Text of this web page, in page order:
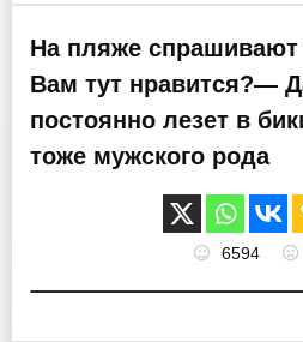
На пляже
Вам тут нравится?—
постоянно лезет в
тоже мужского рода
6594